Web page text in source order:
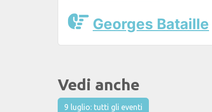
Georges Bataille
Vedi anche
9 luglio: tutti gli eventi